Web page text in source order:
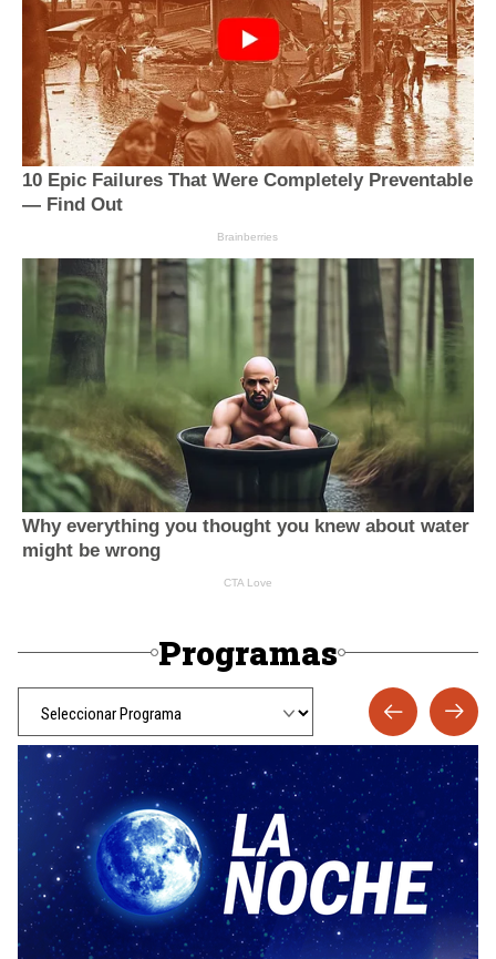
Programas